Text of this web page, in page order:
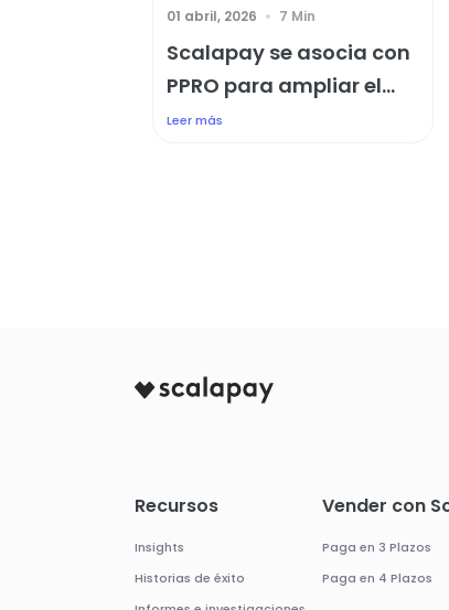
01 abril, 2026 7 Min
Scalapay se asocia con
PPRO para ampliar el...
Leer más
Recursos
Insights
Historias de éxito
Vender con
Paga en 3 Plazos
Paga en 4 Plazos